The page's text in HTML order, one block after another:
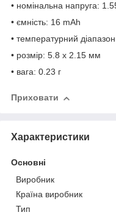
• номінальна напруга:
• ємність: 16 mAh
• температурний
• розмір: 5.8 х 2.15 мм
• вага: 0.23 г
Приховати
Характеристики
Основні
Виробник
Країна виробник
Тип